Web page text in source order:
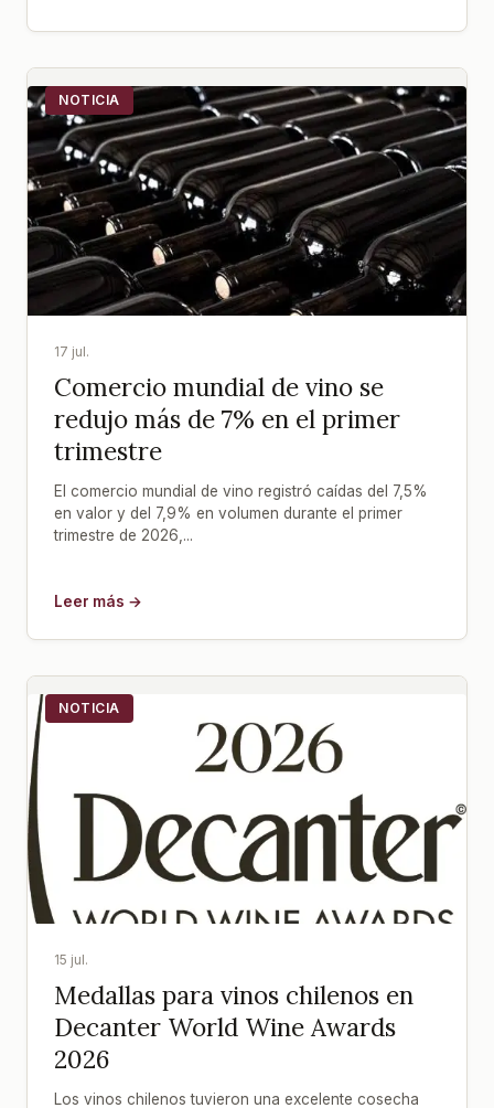
NOTICIA
17 jul.
Comercio mundial de vino se
redujo más de 7% en el primer
trimestre
El comercio mundial de vino registró caídas del 7,5%
en valor y del 7,9% en volumen durante el primer
trimestre de 2026,...
Leer más →
NOTICIA
15 jul.
Medallas para vinos chilenos en
Decanter World Wine Awards
2026
Los vinos chilenos tuvieron una excelente cosecha